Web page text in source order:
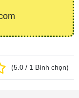
(5.0 / 1 Bình chọn)